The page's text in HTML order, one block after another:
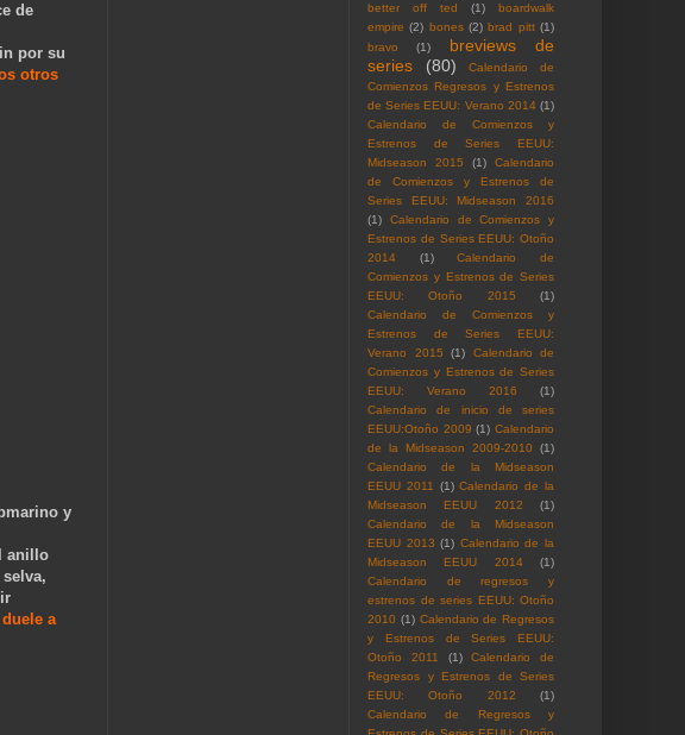
de
por su
otros
y
anillo
duele a
better off ted (1)
boardwalk
empire (2) bones (2) brad pitt (1)
bravo
(1)
breviews de
series
(80)
Calendario de
Comienzos Regresos y Estrenos
de Series EEUU: Verano 2014 (1)
Calendario de Comienzos y
Estrenos de Series EEUU:
Midseason 2015
(1)
Calendario
de Comienzos y Estrenos de
Series EEUU: Midseason 2016
(1)
Calendario de Comienzos y
Estrenos de Series EEUU: Otoño
2014
(1)
Calendario de
Comienzos y Estrenos de Series
EEUU: Otoño 2015
(1)
Calendario de Comienzos y
Estrenos de Series EEUU:
Verano 2015
(1)
Calendario de
Comienzos y Estrenos de Series
EEUU: Verano 2016
(1)
Calendario de inicio de series
EEUU:Otoño 2009 (1) Calendario
de la Midseason 2009-2010
(1)
Calendario de la Midseason
EEUU 2011 (1) Calendario de la
Midseason EEUU 2012
(1)
Calendario de la Midseason
EEUU 2013 (1) Calendario de la
Midseason EEUU 2014
(1)
Calendario de regresos y
estrenos de series EEUU: Otoño
2010 (1) Calendario de Regresos
y Estrenos de Series EEUU:
Otoño 2011
(1)
Calendario de
Regresos y Estrenos de Series
EEUU: Otoño 2012
(1)
Calendario de Regresos y